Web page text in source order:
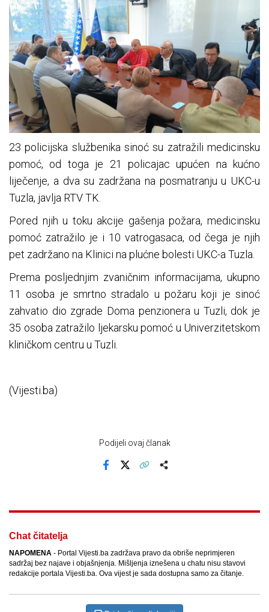
23 policijska službenika sinoć su zatražili medicinsku
pomoć, od toga je 21 policajac upućen na kućno
liječenje, a dva su zadržana na posmatranju u UKC-u
Tuzla, javlja RTV TK.
Pored njih u toku akcije gašenja požara, medicinsku
pomoć zatražilo je i 10 vatrogasaca, od čega je njih
pet zadržano na Klinici na plućne bolesti UKC-a Tuzla.
Prema posljednjim zvaničnim informacijama, ukupno
11 osoba je smrtno stradalo u požaru koji je sinoć
zahvatio dio zgrade Doma penzionera u Tuzli, dok je
35 osoba zatražilo ljekarsku pomoć u Univerzitetskom
kliničkom centru u Tuzli.
(Vijesti.ba)
Podijeli ovaj članak
Chat čitatelja
NAPOMENA - Portal Vijesti.ba zadržava pravo da obriše neprimjeren
sadržaj bez najave i objašnjenja. Mišljenja iznešena u chatu nisu stavovi
redakcije portala Vijesti.ba. Ova vijest je sada dostupna samo za čitanje.